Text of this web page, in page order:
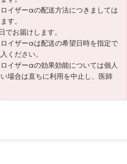
イザーαの配送方法につきましては
す。
お届けします。
イザーαは配送の希望日時を指定で
ください。
イザーαの効果効能については個人
場合は直ちに利用を中止し、医師